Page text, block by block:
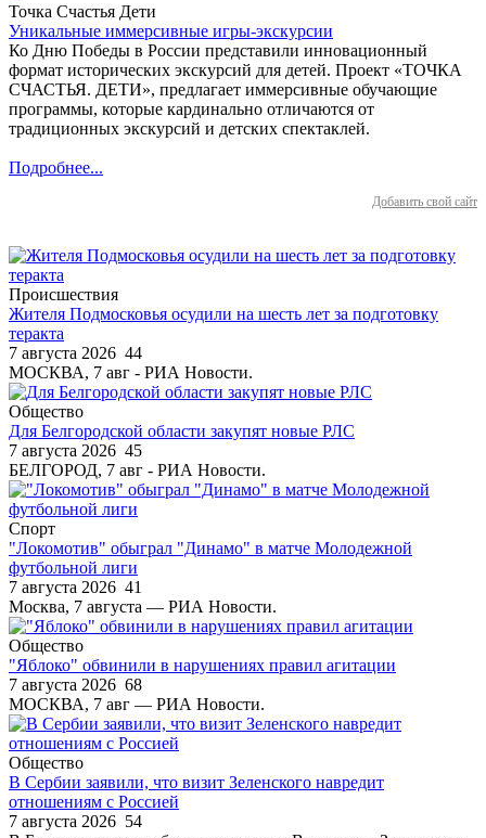
Точка Счастья Дети
Уникальные иммерсивные игры-экскурсии
Ко Дню Победы в России представили инновационный
формат исторических экскурсий для детей. Проект «ТОЧКА
СЧАСТЬЯ. ДЕТИ», предлагает иммерсивные обучающие
программы, которые кардинально отличаются от
традиционных экскурсий и детских спектаклей.
Подробнее...
Добавить свой сайт
Происшествия
Жителя Подмосковья осудили на шесть лет за подготовку
теракта
7 августа 2026 44
МОСКВА, 7 авг - РИА Новости.
Общество
Для Белгородской области закупят новые РЛС
7 августа 2026 45
БЕЛГОРОД, 7 авг - РИА Новости.
Спорт
"Локомотив" обыграл "Динамо" в матче Молодежной
футбольной лиги
7 августа 2026 41
Москва, 7 августа — РИА Новости.
Общество
"Яблоко" обвинили в нарушениях правил агитации
7 августа 2026 68
МОСКВА, 7 авг — РИА Новости.
Общество
В Сербии заявили, что визит Зеленского навредит
отношениям с Россией
7 августа 2026 54